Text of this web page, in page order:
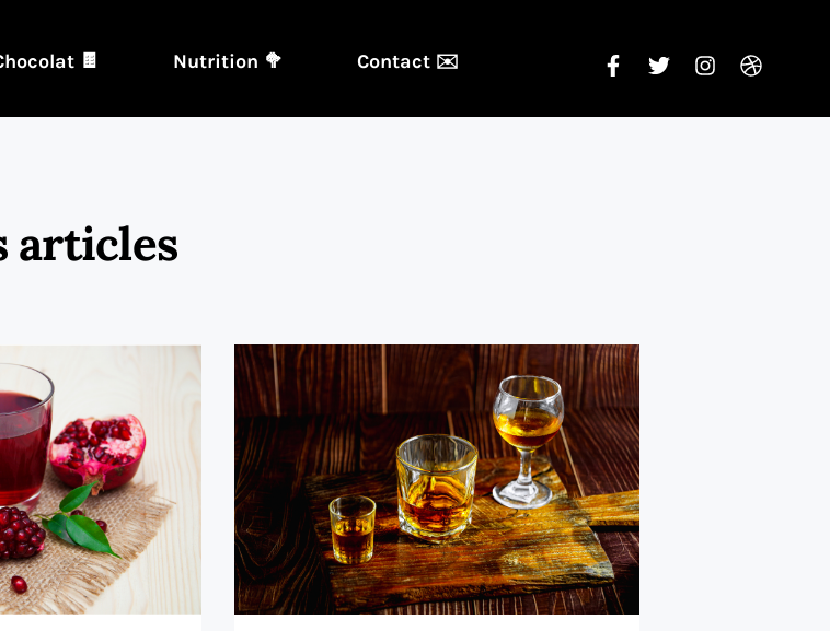
🍫 Nutrition 🥦 Contact ✉️
articles